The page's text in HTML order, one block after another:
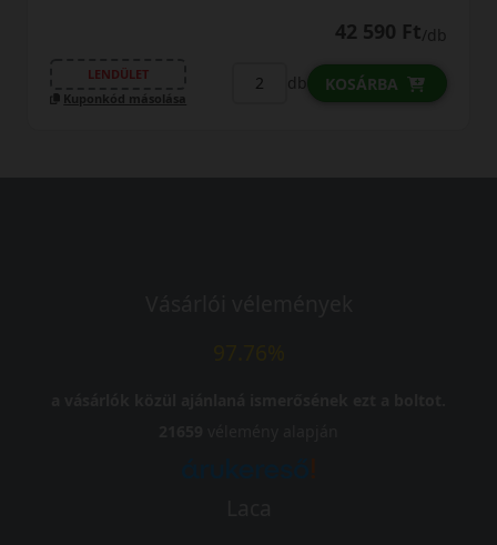
42 590 Ft/db
LENDÜLET
Kuponkód másolása
db KOSÁRBA